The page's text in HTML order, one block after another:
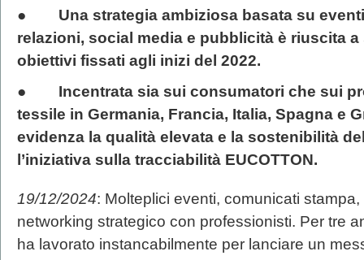
● Una strategia ambiziosa basata su
relazioni, social media e pubblicità è riuscita
obiettivi fissati agli inizi del 2022.
● Incentrata sia sui consumatori che sui
tessile in Germania, Francia, Italia, Spagna e
evidenza la qualità elevata e la sostenibilità
l’iniziativa sulla tracciabilità EUCOTTON.
19/12/2024: Molteplici eventi, comunicati
networking strategico con professionisti. Per tre
ha lavorato instancabilmente per lanciare un